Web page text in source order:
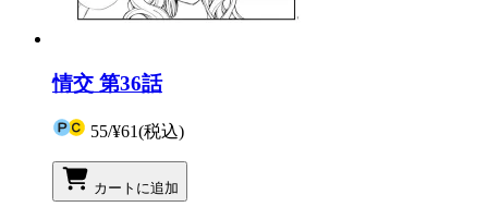
情交 第36話
55/¥61(税込)
カートに追加